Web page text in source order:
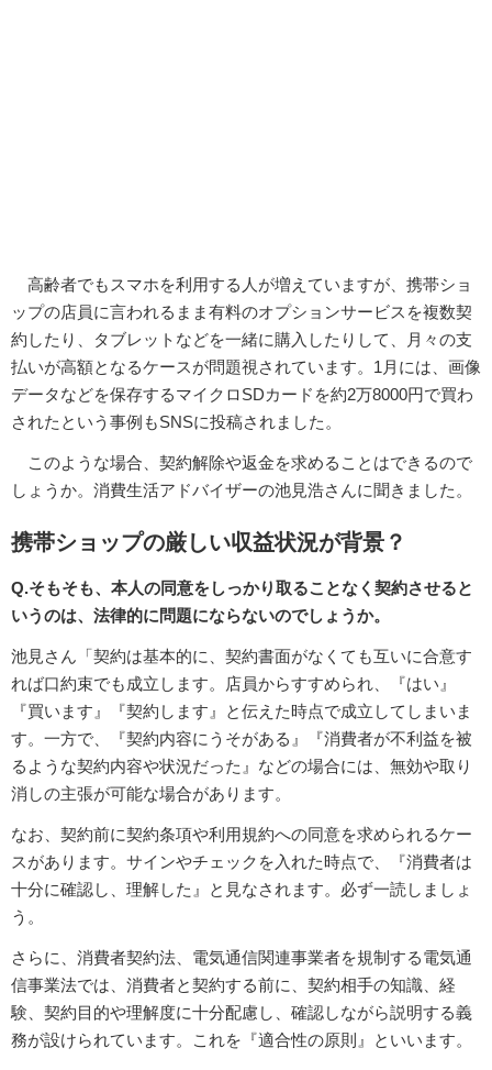
高齢者でもスマホを利用する人が増えていますが、携帯ショ
ップの店員に言われるまま有料のオプションサービスを複数契
約したり、タブレットなどを一緒に購入したりして、月々の支
払いが高額となるケースが問題視されています。1月には、画像
データなどを保存するマイクロSDカードを約2万8000円で買わ
されたという事例もSNSに投稿されました。
このような場合、契約解除や返金を求めることはできるので
しょうか。消費生活アドバイザーの池見浩さんに聞きました。
携帯ショップの厳しい収益状況が背景？
Q.そもそも、本人の同意をしっかり取ることなく契約させると
いうのは、法律的に問題にならないのでしょうか。
池見さん「契約は基本的に、契約書面がなくても互いに合意す
れば口約束でも成立します。店員からすすめられ、『はい』
『買います』『契約します』と伝えた時点で成立してしまいま
す。一方で、『契約内容にうそがある』『消費者が不利益を被
るような契約内容や状況だった』などの場合には、無効や取り
消しの主張が可能な場合があります。
なお、契約前に契約条項や利用規約への同意を求められるケー
スがあります。サインやチェックを入れた時点で、『消費者は
十分に確認し、理解した』と見なされます。必ず一読しましょ
う。
さらに、消費者契約法、電気通信関連事業者を規制する電気通
信事業法では、消費者と契約する前に、契約相手の知識、経
験、契約目的や理解度に十分配慮し、確認しながら説明する義
務が設けられています。これを『適合性の原則』といいます。